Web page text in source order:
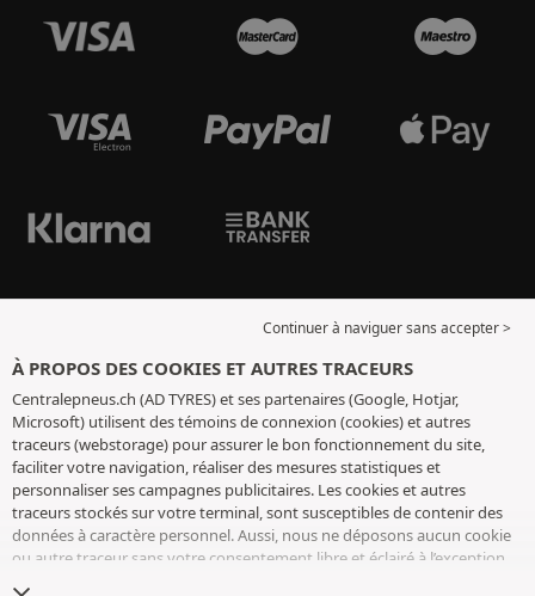
Continuer à naviguer sans accepter >
À PROPOS DES COOKIES ET AUTRES TRACEURS
Centralepneus.ch (AD TYRES) et ses partenaires (Google, Hotjar,
Microsoft) utilisent des témoins de connexion (cookies) et autres
traceurs (webstorage) pour assurer le bon fonctionnement du site,
faciliter votre navigation, réaliser des mesures statistiques et
personnaliser ses campagnes publicitaires. Les cookies et autres
traceurs stockés sur votre terminal, sont susceptibles de contenir des
données à caractère personnel. Aussi, nous ne déposons aucun cookie
ou autre traceur sans votre consentement libre et éclairé à l’exception